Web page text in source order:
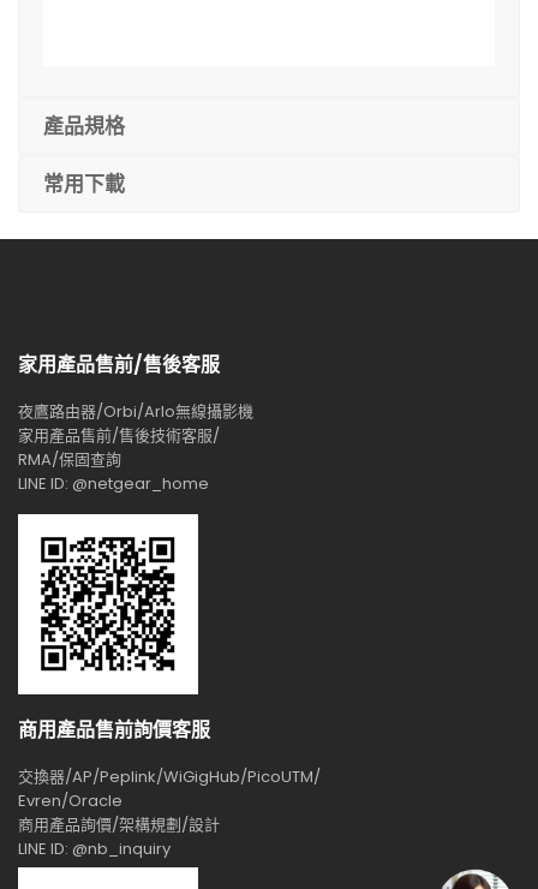
產品規格
常用下載
家用產品售前/售後客服
夜鷹路由器/Orbi/Arlo無線攝影機
家用產品售前/售後技術客服/
RMA/保固查詢
LINE ID: @netgear_home
商用產品售前詢價客服
交換器/AP/Peplink/WiGigHub/PicoUTM/
Evren/Oracle
商用產品詢價/架構規劃/設計
LINE ID: @nb_inquiry